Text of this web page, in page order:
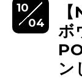
10
04
ボ
ン